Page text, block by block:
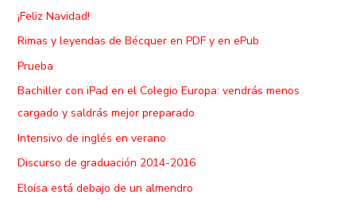
¡Feliz Navidad!
Rimas y leyendas de Bécquer en PDF y en ePub
Prueba
Bachiller con iPad en el Colegio Europa: vendrás menos
cargado y saldrás mejor preparado
Intensivo de inglés en verano
Discurso de graduación 2014-2016
Eloísa está debajo de un almendro